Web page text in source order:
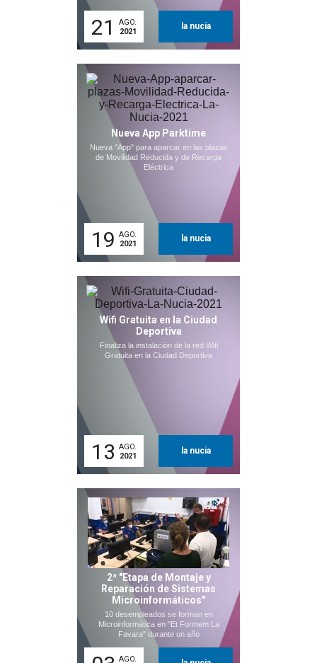
21
AGO.
2021
la nucia
Nueva App Parktime
Nueva "App" para aparcar en las plazas
de Movilidad Reducida y de Recarga
Eléctrica
19 AGO.
2021
la nucia
Wifi Gratuita en la Ciudad
Deportiva
Finaliza la instalación de la red Wifi
Gratuita en la Ciudad Deportiva
13 AGO.
2021
la nucia
2ª "Etapa de Montaje y
Reparación de Sistemas
Microinformáticos"
10 desempleados se forman en
Microinformática en "Et Formem La
Favara" durante un año
AGO.